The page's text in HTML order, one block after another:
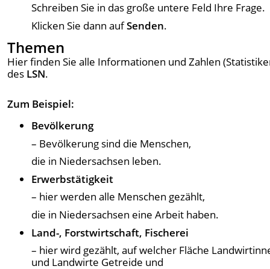
Schreiben Sie in das große untere Feld Ihre Frage.
Klicken Sie dann aufSenden.
Themen
Hier finden Sie alle Informationen und Zahlen
des LSN.
Zum Beispiel:
Bevölkerung
– Bevölkerung sind die Menschen,
die in Niedersachsen leben.
Erwerbstätigkeit
– hier werden alle Menschen gezählt,
die in Niedersachsen eine Arbeit haben.
Land-, Forstwirtschaft, Fischerei
– hier wird gezählt, auf welcher Fläche
und Landwirte Getreide und